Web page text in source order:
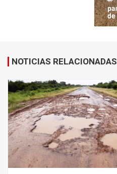
NOTICIAS RELACIONADAS